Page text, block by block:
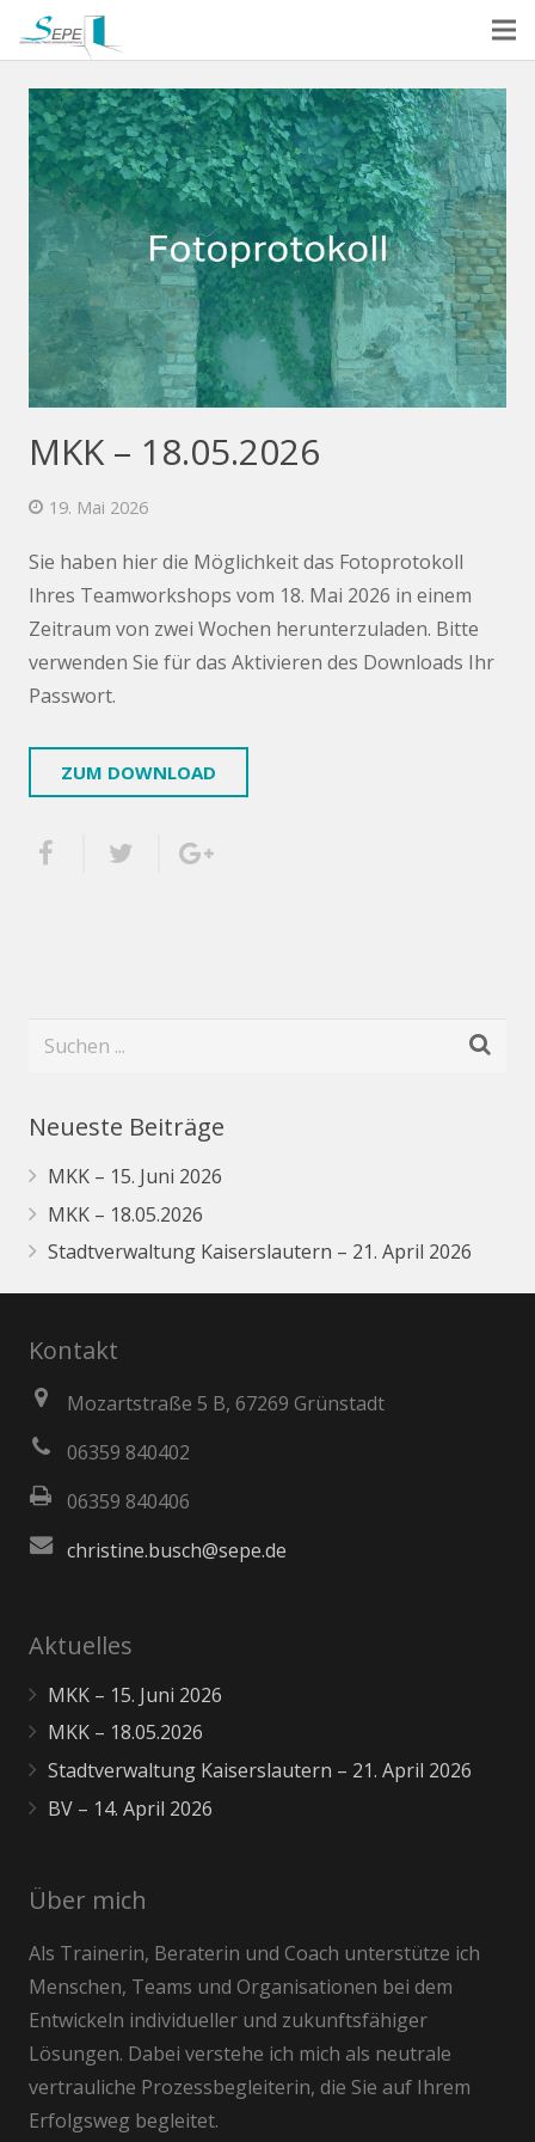
MKK – 18.05.2026
19. Mai 2026
Sie haben hier die Möglichkeit das Fotoprotokoll
Ihres Teamworkshops vom 18. Mai 2026 in einem
Zeitraum von zwei Wochen herunterzuladen. Bitte
verwenden Sie für das Aktivieren des Downloads Ihr
Passwort.
ZUM DOWNLOAD
Neueste Beiträge
MKK – 15. Juni 2026
MKK – 18.05.2026
Stadtverwaltung Kaiserslautern – 21. April 2026
Kontakt
Mozartstraße 5 B, 67269 Grünstadt
06359 840402
06359 840406
christine.busch@sepe.de
Aktuelles
MKK – 15. Juni 2026
MKK – 18.05.2026
Stadtverwaltung Kaiserslautern – 21. April 2026
BV – 14. April 2026
Über mich
Als Trainerin, Beraterin und Coach unterstütze ich
Menschen, Teams und Organisationen bei dem
Entwickeln individueller und zukunftsfähiger
Lösungen. Dabei verstehe ich mich als neutrale
vertrauliche Prozessbegleiterin, die Sie auf Ihrem
Erfolgsweg begleitet.